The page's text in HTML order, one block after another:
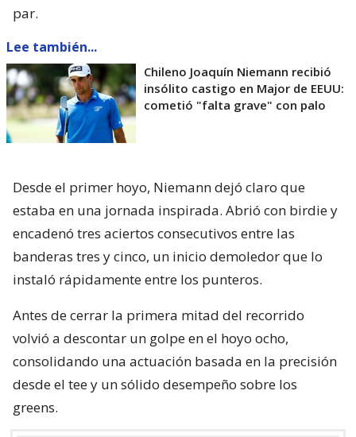
par.
Lee también...
Chileno Joaquín Niemann recibió
insólito castigo en Major de EEUU:
cometió "falta grave" con palo
Desde el primer hoyo, Niemann dejó claro que
estaba en una jornada inspirada. Abrió con birdie y
encadenó tres aciertos consecutivos entre las
banderas tres y cinco, un inicio demoledor que lo
instaló rápidamente entre los punteros.
Antes de cerrar la primera mitad del recorrido
volvió a descontar un golpe en el hoyo ocho,
consolidando una actuación basada en la precisión
desde el tee y un sólido desempeño sobre los
greens.